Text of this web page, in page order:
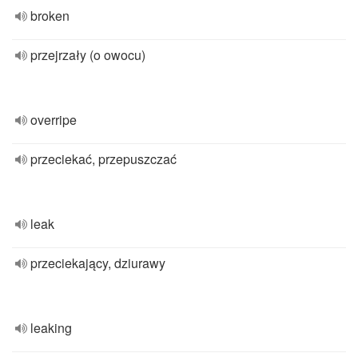
broken
przejrzały (o owocu)
overripe
przeciekać, przepuszczać
leak
przeciekający, dziurawy
leaking